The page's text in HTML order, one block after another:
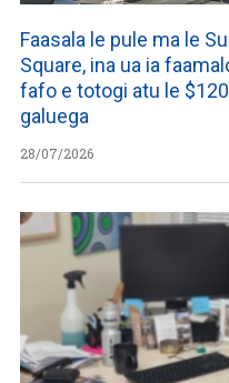
Faasala le pule ma le
Square, ina ua ia
fafo e totogi atu le
galuega
28/07/2026